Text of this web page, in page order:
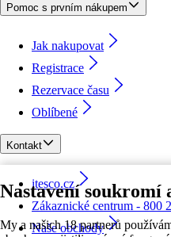
Nastavení soukromí
My a našich 18 partnerů
Pomoc s prvním nákupem
Jak nakupovat
Registrace
Rezervace času
Oblíbené
Kontakt
itesco.cz
Zákaznické centrum - 800
Naše obchody